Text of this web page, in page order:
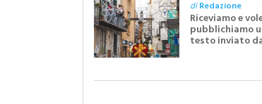
Riceviamo e
pubblichiamo
testo inviato
scrittrice
Festa del